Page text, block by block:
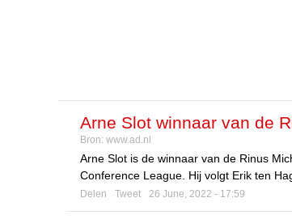
Arne Slot winnaar van de
Bron: www.ad.nl
Arne Slot is de winnaar van de Rinus
Conference League. Hij volgt Erik ten
Delen Tweet 26 June, 2022 - 17:59